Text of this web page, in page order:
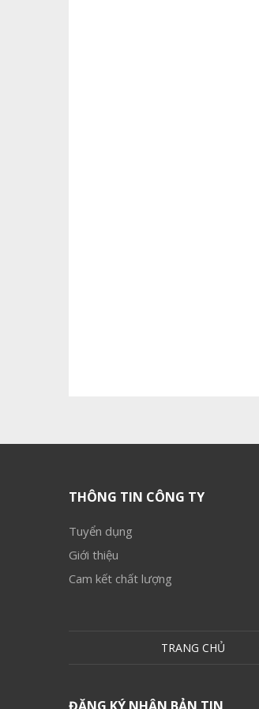
THÔNG TIN CÔNG TY
Tuyển dụng
Giới thiệu
Cam kết chất lượng
TRANG CHỦ